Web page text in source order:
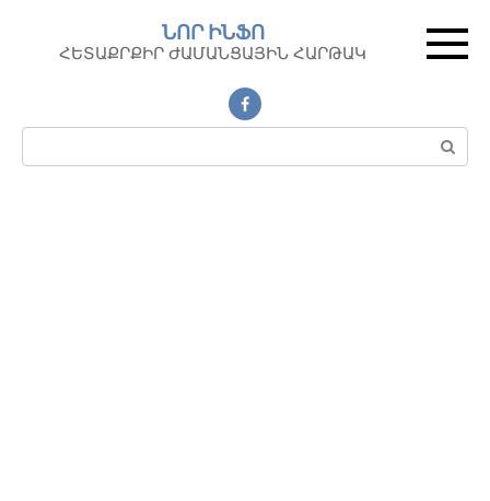
контенту
ՆՈՐ ԻՆՖՈ
ՀԵՏԱՔՐՔԻՐ ԺԱՄԱՆՑԱՅԻՆ ՀԱՐԹԱԿ
Поиск: